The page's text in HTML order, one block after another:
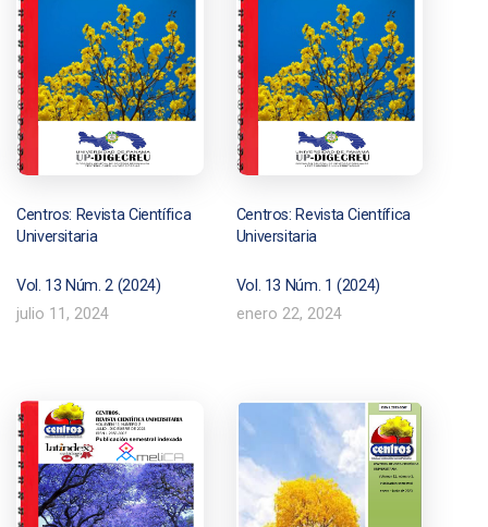
Centros: Revista Científica
Universitaria
Vol. 13 Núm. 2 (2024)
julio 11, 2024
Centros: Revista Científica
Universitaria
Vol. 13 Núm. 1 (2024)
enero 22, 2024